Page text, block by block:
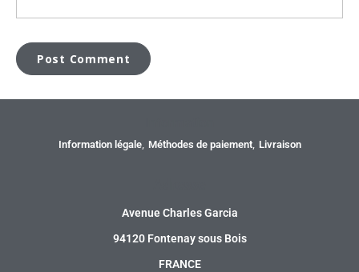
Information légale Méthodes de paiement Livraison
Avenue Charles Garcia
94120 Fontenay sous Bois
FRANCE